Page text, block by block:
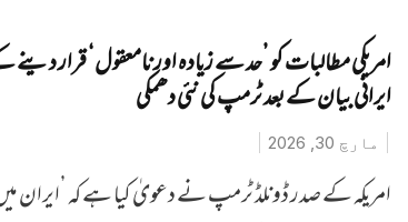
امریکی مطالبات کو ’حد سے زیادہ اور نامعقول‘ قرار
ایرانی بیان کے بعد ٹرمپ کی نئی دھمکی
مارچ 30, 2026
امریکہ کے صدر ڈونلڈ ٹرمپ نے دعویٰ کیا ہے کہ ’ایران